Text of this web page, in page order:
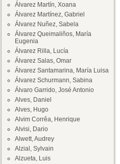
Álvarez Martín, Xoana
Álvarez Martínez, Gabriel
Álvarez Nuñez, Sabela
Álvarez Queimaliños, María
Eugenia
Álvarez Rilla, Lucía
Álvarez Salas, Omar
Álvarez Santamarina, María Luisa
Álvarez Schurmann, Sabina
Álvaro Garrido, José Antonio
Alves, Daniel
Alves, Hugo
Alvim Corrêa, Henrique
Alvisi, Dario
Alwett, Audrey
Alzial, Sylvain
Alzueta, Luis